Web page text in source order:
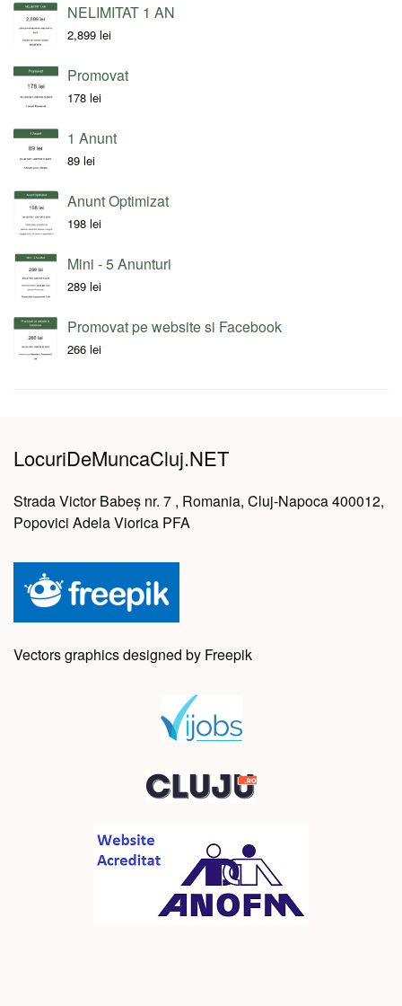
NELIMITAT 1 AN
2,899 lei
Promovat
178 lei
1 Anunt
89 lei
Anunt Optimizat
198 lei
Mini - 5 Anunturi
289 lei
Promovat pe website si Facebook
266 lei
LocuriDeMuncaCluj.NET
Strada Victor Babeș nr. 7 , Romania, Cluj-Napoca 400012,
Popovici Adela Viorica PFA
Vectors graphics designed by Freepik